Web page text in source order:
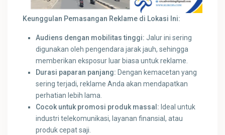
Keunggulan Pemasangan Reklame di Lokasi Ini:
Audiens dengan mobilitas tinggi: Jalur ini sering
digunakan oleh pengendara jarak jauh, sehingga
memberikan eksposur luar biasa untuk reklame.
Durasi paparan panjang: Dengan kemacetan yang
sering terjadi, reklame Anda akan mendapatkan
perhatian lebih lama.
Cocok untuk promosi produk massal: Ideal untuk
industri telekomunikasi, layanan finansial, atau
produk cepat saji.